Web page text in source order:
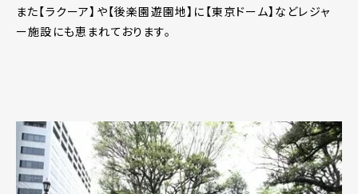
また【ラクーア】や【後楽園遊園地】に【東京ドーム】などレジャ
ー施設にも恵まれております。